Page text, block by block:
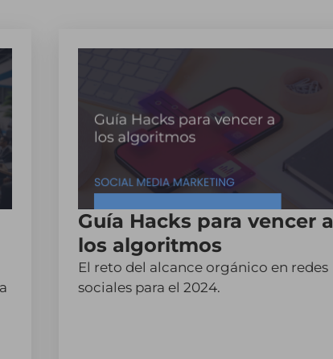
Guía Hacks para vencer a
los algoritmos
El reto del alcance orgánico en redes
sociales para el 2024.